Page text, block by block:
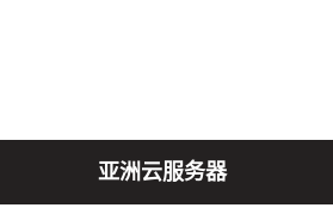
亚洲云服务器